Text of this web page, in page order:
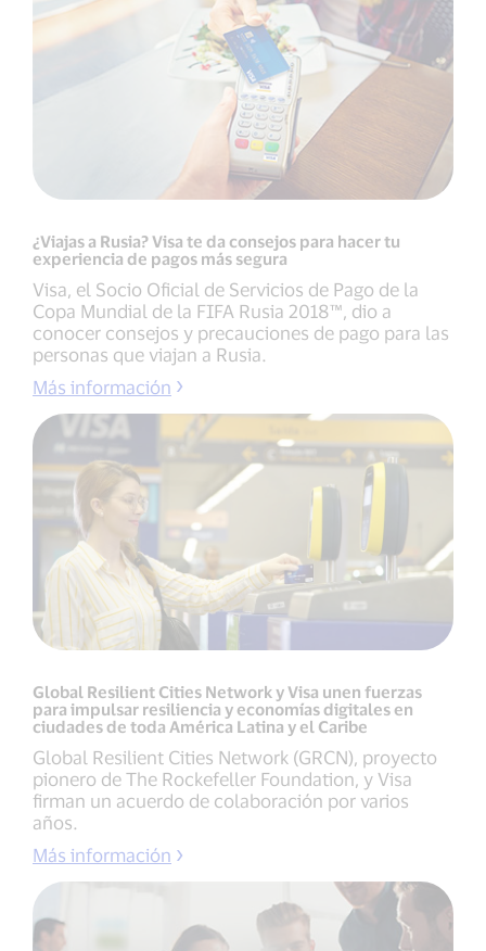
¿Viajas a Rusia? Visa te da consejos para hacer tu
experiencia de pagos más segura
Visa, el Socio Oficial de Servicios de Pago de la
Copa Mundial de la FIFA Rusia 2018™, dio a
conocer consejos y precauciones de pago para las
personas que viajan a Rusia.
Más información
Global Resilient Cities Network y Visa unen fuerzas
para impulsar resiliencia y economías digitales en
ciudades de toda América Latina y el Caribe
Global Resilient Cities Network (GRCN), proyecto
pionero de The Rockefeller Foundation, y Visa
firman un acuerdo de colaboración por varios
años.
Más información